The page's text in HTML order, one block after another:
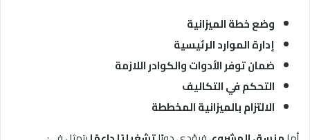
وضع خطة الميزانية
إدارة الموارد الرئيسية
ضمان توفر الأدوات والكوادر اللازمة
التحكم في التكاليف
الالتزام بالميزانية المخططة